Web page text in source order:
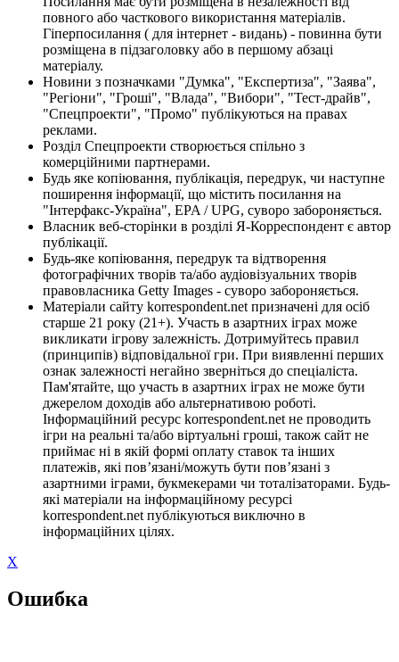
повного або часткового використання матеріалів.
Гіперпосилання ( для інтернет - видань) - повинна бути
розміщена в підзаголовку або в першому абзаці
матеріалу.
Новини з позначками "Думка", "Експертиза", "Заява",
"Регіони", "Гроші", "Влада", "Вибори", "Тест-драйв",
"Спецпроекти", "Промо" публікуються на правах
реклами.
Розділ Спецпроекти створюється спільно з
комерційними партнерами.
Будь яке копіювання, публікація, передрук, чи наступне
поширення інформації, що містить посилання на
"Інтерфакс-Україна", EPA / UPG, суворо забороняється.
Власник веб-сторінки в розділі Я-Корреспондент є автор
публікації.
Будь-яке копіювання, передрук та відтворення
фотографічних творів та/або аудіовізуальних творів
правовласника Getty Images - суворо забороняється.
Матеріали сайту korrespondent.net призначені для осіб
старше 21 року (21+). Участь в азартних іграх може
викликати ігрову залежність. Дотримуйтесь правил
(принципів) відповідальної гри. При виявленні перших
ознак залежності негайно зверніться до спеціаліста.
Пам'ятайте, що участь в азартних іграх не може бути
джерелом доходів або альтернативою роботі.
Інформаційний ресурс korrespondent.net не проводить
ігри на реальні та/або віртуальні гроші, також сайт не
приймає ні в якій формі оплату ставок та інших
платежів, які пов’язані/можуть бути пов’язані з
азартними іграми, букмекерами чи тоталізаторами. Будь-
які матеріали на інформаційному ресурсі
korrespondent.net публікуються виключно в
інформаційних цілях.
X
Ошибка